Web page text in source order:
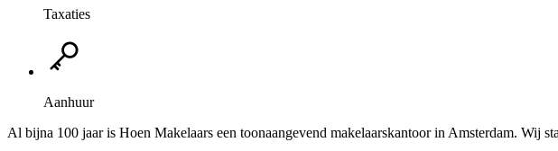
Taxaties
Aanhuur
Al bijna 100 jaar is Hoen Makelaars een toonaangevend makelaarskantoor in Amsterdam. Wij